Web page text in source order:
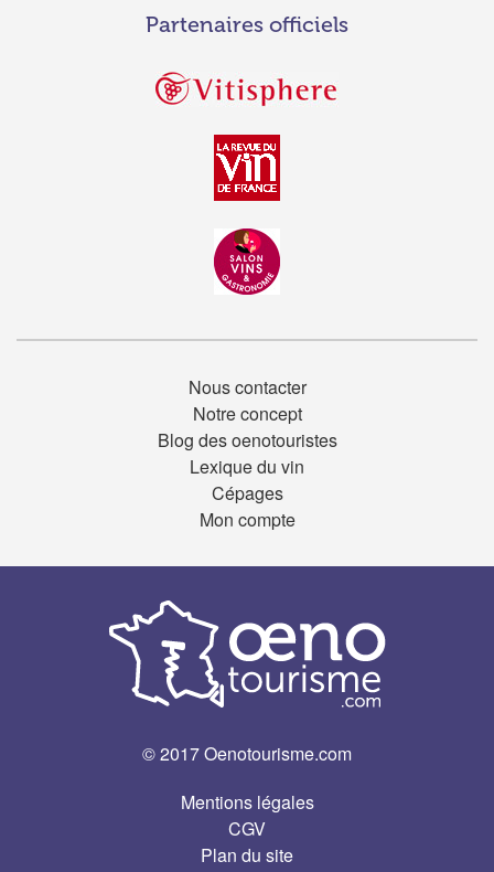
Partenaires officiels
Nous contacter
Notre concept
Blog des oenotouristes
Lexique du vin
Cépages
Mon compte
© 2017 Oenotourisme.com
Mentions légales
CGV
Plan du site